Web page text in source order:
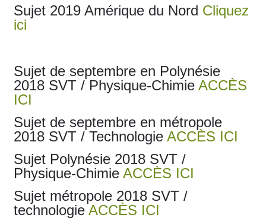
Sujet 2019 Amérique du Nord Cliquez
ici
Sujet de septembre en Polynésie
2018 SVT / Physique-ChimieACCÈS
ICI
Sujet de septembre en métropole
2018 SVT / TechnologieACCÈS ICI
Sujet Polynésie 2018 SVT /
Physique-ChimieACCÈS ICI
Sujet métropole 2018 SVT /
technologieACCÈS ICI